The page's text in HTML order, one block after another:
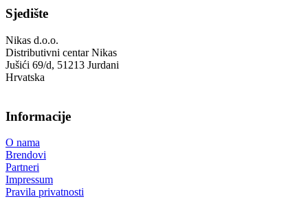
Sjedište
Nikas d.o.o.
Distributivni centar Nikas
Jušići 69/d, 51213 Jurdani
Hrvatska
Informacije
O nama
Brendovi
Partneri
Impressum
Pravila privatnosti